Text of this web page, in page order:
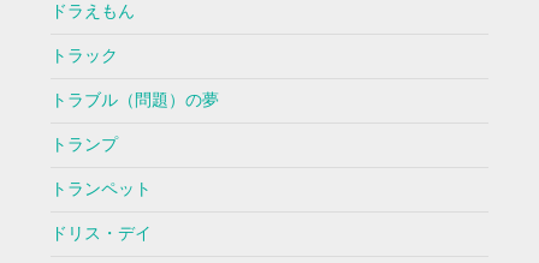
ドラえもん
トラック
トラブル（問題）の夢
トランプ
トランペット
ドリス・デイ